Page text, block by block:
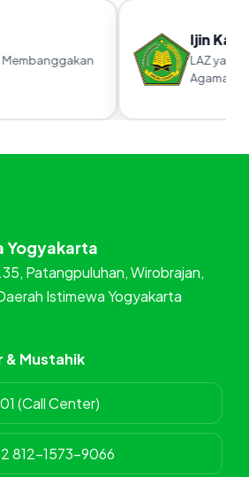
Ijin
LAZ yang
Agama RI
Yogyakarta
Patangpuluhan, Wirobrajan,
Istimewa Yogyakarta
& Mustahik
(Call Center)
812-1573-9066